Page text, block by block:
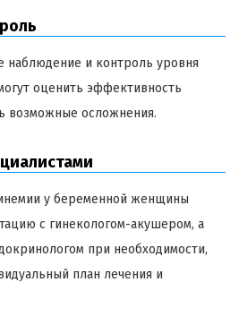
наблюдение и контроль уровня
оценить эффективность
возможные осложнения.
у беременной женщины
с гинекологом-акушером, а
при необходимости,
план лечения и